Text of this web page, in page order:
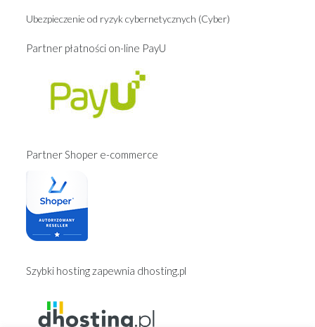
Ubezpieczenie od ryzyk cybernetycznych (Cyber)
Partner płatności on-line PayU
Partner Shoper e-commerce
Szybki hosting zapewnia dhosting.pl